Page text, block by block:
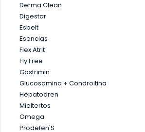
Derma Clean
Digestar
Esbelt
Esencias
Flex Atrit
Fly Free
Gastrimin
Glucosamina + Condroitina
Hepatodren
Mieltertos
Omega
Prodefen'S